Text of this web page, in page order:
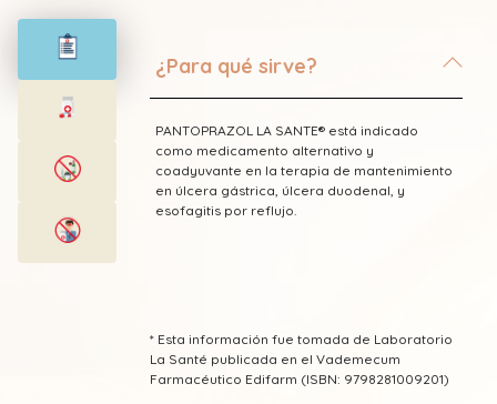
¿Para qué sirve?
PANTOPRAZOL LA SANTE® está indicado
como medicamento alternativo y
coadyuvante en la terapia de mantenimiento
en úlcera gástrica, úlcera duodenal, y
esofagitis por reflujo.
* Esta información fue tomada de Laboratorio
La Santé publicada en el Vademecum
Farmacéutico Edifarm (ISBN: 9798281009201)